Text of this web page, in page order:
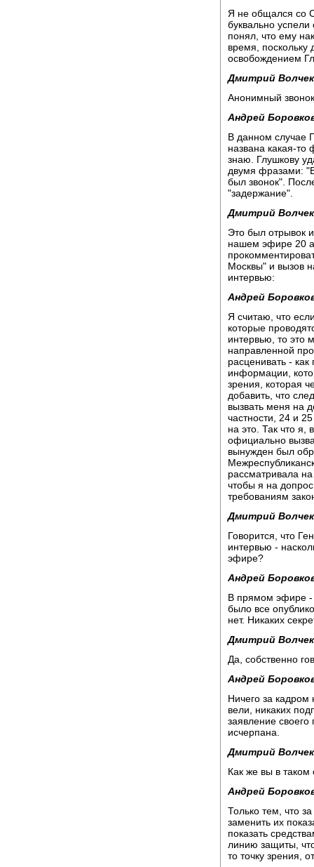
Я не общался со
буквально
понял, что ему
время, поскольку
освобождением
Дмитрий
Анонимный
Андрей
В данном случае
названа какая-то
знаю. Глушкову
двумя фразами:
был звонок".
"задержание".
Дмитрий
Это был отрывок
нашем эфире 20
Москвы" и вызов
интервью:
Андрей
Я считаю, что
которые
интервью, то это
направленной
расценивать - как
информации,
зрения, которая
добавить, что
вызвать меня на
частности, 24 и
на это. Так что
официально
вынужден был
рассматривала
чтобы я на
требованиям
Дмитрий
Говорится, что
интервью -
эфире?
Андрей
В прямом эфире -
было все
нет. Никаких
Дмитрий
Да, собственно
Андрей
Ничего за кадром
вели, никаких
заявление
исчерпана.
Дмитрий
Как же вы в таком
Андрей
Только тем, что
заменить их
показать
линию защиты,
то точку зрения,